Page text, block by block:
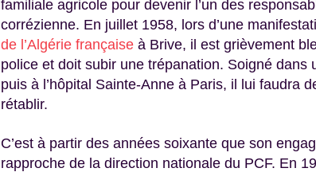
familiale agricole pour devenir l’un des
corrézienne. En juillet 1958, lors d’une
de l’Algérie française à Brive, il est grièvement
police et doit subir une trépanation. Soigné dans
puis à l’hôpital Sainte-Anne à Paris, il lui faudra
rétablir.
C’est à partir des années soixante que son
rapproche de la direction nationale du PCF. En